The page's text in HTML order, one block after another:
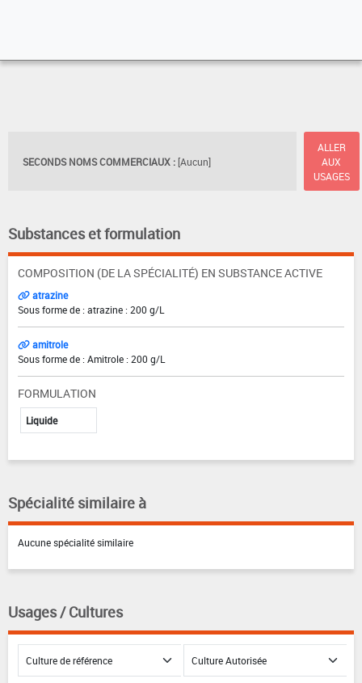
SECONDS NOMS COMMERCIAUX : [Aucun]
ALLER
AUX
USAGES
Substances et formulation
COMPOSITION (DE LA SPÉCIALITÉ) EN SUBSTANCE ACTIVE
atrazine
Sous forme de : atrazine : 200 g/L
amitrole
Sous forme de : Amitrole : 200 g/L
FORMULATION
Liquide
Spécialité similaire à
Aucune spécialité similaire
Usages / Cultures